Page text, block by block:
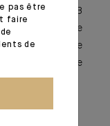
Agricole CIB
élève de
est titulaire
du Corporate
School.
pas être
faire
de